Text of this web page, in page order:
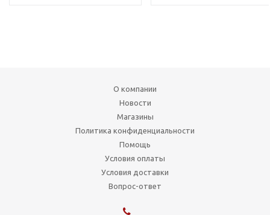
О компании
Новости
Магазины
Политика конфиденциальности
Помощь
Условия оплаты
Условия доставки
Вопрос-ответ